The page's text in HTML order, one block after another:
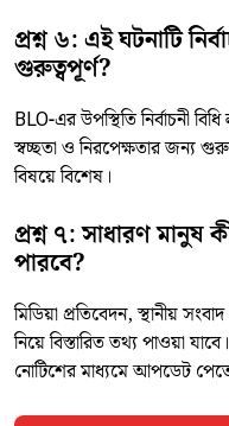
প্রশ্ন ৬: এই ঘটনাটি
গুরুত্বপূর্ণ?
BLO-এর উপস্থিতি নির্বাচনী
স্বচ্ছতা ও নিরপেক্ষতার জন্য
বিষয়ে বিশেষ।
প্রশ্ন ৭: সাধারণ মানুষ
পারবে?
মিডিয়া প্রতিবেদন, স্থানীয়
নিয়ে বিস্তারিত তথ্য পাওয়া
নোটিশের মাধ্যমে আপডেট